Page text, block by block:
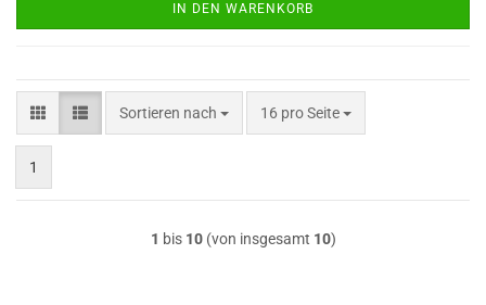
IN DEN WARENKORB
Sortieren nach
Sortieren nach 16 pro Seite
pro Seite
1
1 bis 10(von insgesamt 10)